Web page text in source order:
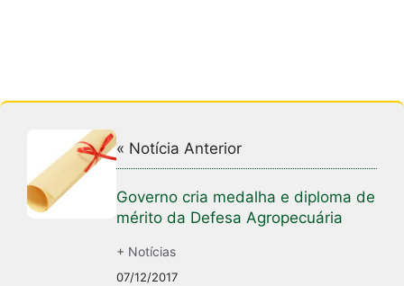
« Notícia Anterior
Governo cria medalha e diploma de
mérito da Defesa Agropecuária
+ Notícias
07/12/2017